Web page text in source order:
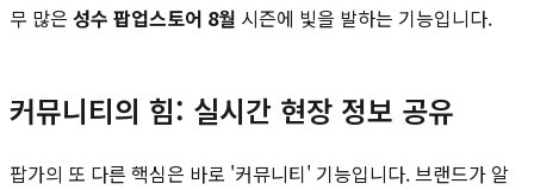
무 많은 성수 팝업스토어 8월 시즌에 빛을 발하는 기능입니다.
커뮤니티의 힘: 실시간 현장 정보 공유
팝가의 또 다른 핵심은 바로 '커뮤니티' 기능입니다. 브랜드가 알